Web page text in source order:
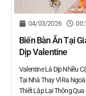
04/03/2026
Biến Bàn Ăn Tại
Dịp Valentine
Valentine Là Dịp Nhiều
Tại Nhà Thay Vì Ra
Thiết Lập Lại Thông